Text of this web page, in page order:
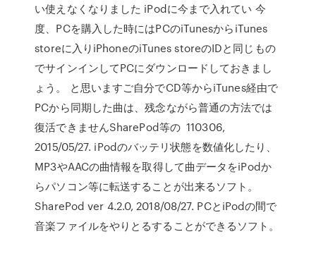
い使えなくなりました iPodに今まで入れてい 今
度、PCを購入した時にはPCのiTunesからiTunes
storeに入りiPhoneのiTunes storeのIDと同じもの
でサインインしてPCにダウンロードしておきまし
ょう。 と思いますご自分でCD等からiTunes経由で
PCから同期した曲は、残念ながら普通の方法では
復活できませんSharePod等の 110306,
2015/05/27. iPodのバッテリ状態を数値化したり、
MP3やAACの曲情報を取得して曲データをiPodか
らパソコン等に転送することが出来るソフト。
SharePod ver 4.2.0, 2018/08/27. PCとiPodの間で
音楽ファイルをやりとるすることができるソフト。